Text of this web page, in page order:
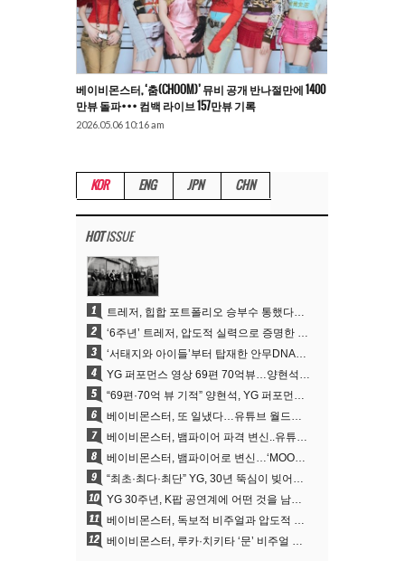
베이비몬스터, ‘춤(CHOOM)’ 뮤비 공개 반나절만에 1400
만뷰 돌파••• 컴백 라이브 157만뷰 기록
2026.05.06 10:16 am
KOR ENG JPN CHN
HOTISSUE
1 트레저, 힙합 포트폴리오 승부수 통했다…데뷔 6주년 새 도약
2 ‘6주년’ 트레저, 압도적 실력으로 증명한 ‘YG의 보물’ 진가
3 ‘서태지와 아이들’부터 탑재한 안무DNA…양현석, YG 퍼포먼스 비디오 70억 뷰 신화의 시작
4 YG 퍼포먼스 영상 69편 70억뷰…양현석 제작 철학 통했다
5 “69편·70억 뷰 기적” 양현석, YG 퍼포먼스 비디오 100% 직접 만든 이유
6 베이비몬스터, 또 일냈다…유튜브 월드와이드 1위
7 베이비몬스터, 뱀파이어 파격 변신..유튜브 트렌딩 1위 직행
8 베이비몬스터, 뱀파이어로 변신…‘MOON’으로 찍은 3개월 프로젝트
9 “최초·최다·최단” YG, 30년 뚝심이 빚어낸 K팝 투어의 새 지평
10 YG 30주년, K팝 공연계에 어떤 것을 남겼나
11 베이비몬스터, 독보적 비주얼과 압도적 소화력..’MOON’
12 베이비몬스터, 루카·치키타 ‘문’ 비주얼 공개…절제된 카리스마·유니크 비주얼